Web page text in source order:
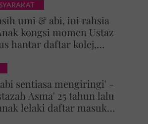
umi & abi, ini rahsia
kongsi momen Ustaz
hantar daftar kolej,
undang sebak!
sentiasa mengiringi' -
Asma' 25 tahun lalu
lelaki daftar masuk